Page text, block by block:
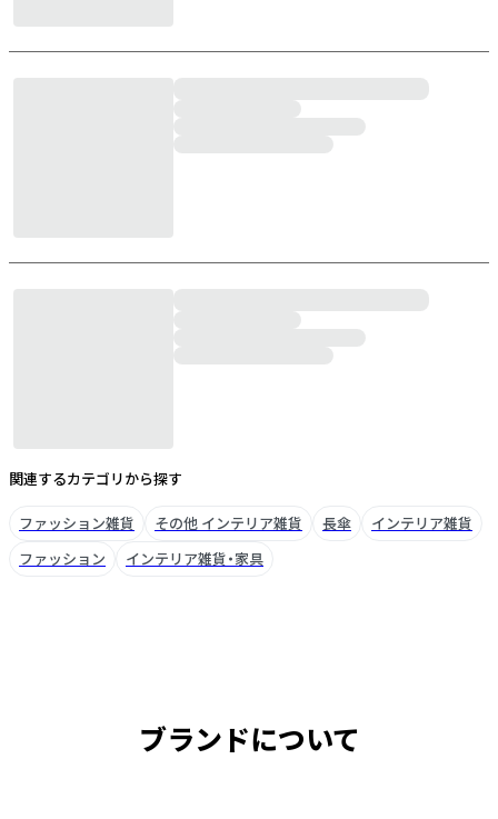
関連するカテゴリから探す
ファッション雑貨 その他 インテリア雑貨 長傘
インテリア雑貨
ファッション
インテリア雑貨・家具
ブランドについて